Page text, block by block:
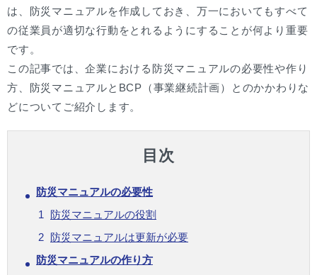
は、防災マニュアルを作成しておき、万一においてもすべて
の従業員が適切な行動をとれるようにすることが何より重要
です。
この記事では、企業における防災マニュアルの必要性や作り
方、防災マニュアルとBCP（事業継続計画）とのかかわりな
どについてご紹介します。
目次
防災マニュアルの必要性
防災マニュアルの役割
防災マニュアルは更新が必要
防災マニュアルの作り方